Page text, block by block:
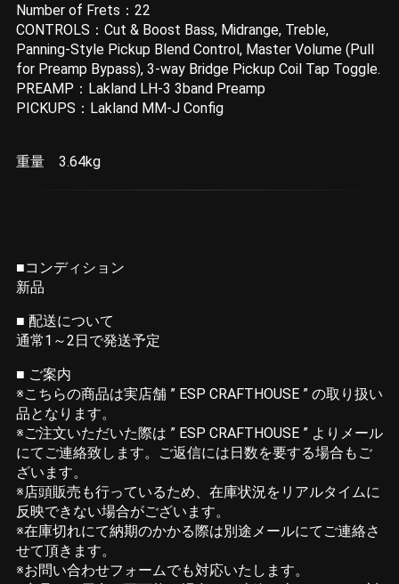
Number of Frets：22
CONTROLS：Cut & Boost Bass, Midrange, Treble,
Panning-Style Pickup Blend Control, Master Volume (Pull
for Preamp Bypass), 3-way Bridge Pickup Coil Tap Toggle.
PREAMP：Lakland LH-3 3band Preamp
PICKUPS：Lakland MM-J Config
重量 3.64kg
■コンディション
新品
■ 配送について
通常1～2日で発送予定
■ ご案内
※こちらの商品は実店舗 ” ESP CRAFTHOUSE ” の取り扱い
品となります。
※ご注文いただいた際は ” ESP CRAFTHOUSE ” よりメール
にてご連絡致します。ご返信には日数を要する場合もご
ざいます。
※店頭販売も行っているため、在庫状況をリアルタイムに
反映できない場合がございます。
※在庫切れにて納期のかかる際は別途メールにてご連絡さ
せて頂きます。
※お問い合わせフォームでも対応いたします。